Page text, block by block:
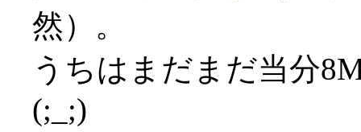
然）。
うちはまだまだ当分
(;_;)